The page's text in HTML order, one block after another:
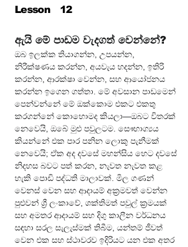
Lesson 12
ඇයි මේ පාඩම වැදගත් වෙන්නේ?
ඔබ ඉලක්ක තියාගන්න, උපයන්න,
නිරීක්ෂණය කරන්න, අයවැය හදන්න, ඉතිරි
කරන්න, ආරක්ෂා වෙන්න, සහ ආයෝජනය
කරන්න ඉගෙන ගත්තා. මේ අවසාන පාඩමෙන්
පෙන්වන්නේ මේ ඔක්කොම එකට එකතු
කරගන්නේ කොහොමද කියලා—ඔබට විතරක්
නෙවෙයි, ඔබේ මුළු පවුලටම. සෞභාග්‍යය
කියන්නේ එක පාර පනින ලොකු පැනීමක්
නෙවෙයි; ඒක අද දවසේ මහන්සිය හෙට දවසේ
නිදහස බවට පත් කරන, නැවත නැවත කළ
හැකි පොඩි පද්ධති මාලාවක්. මිල ගණන්
වෙනස් වෙන සහ ආදායම් අක්‍රමවත් වෙන්න
පුළුවන් ශ්‍රී ලංකාවේ, ශක්තිමත් පවුල් ක්‍රමයක්
සහ අමතර ආදායම් සහ දිගු කාලීන වර්ධනය
සඳහා සරල සැලැස්මක් තිබීම, යන්තම් ජීවත්
වෙන එක සහ ස්ථාවරව ඉදිරියට යන එක අතර